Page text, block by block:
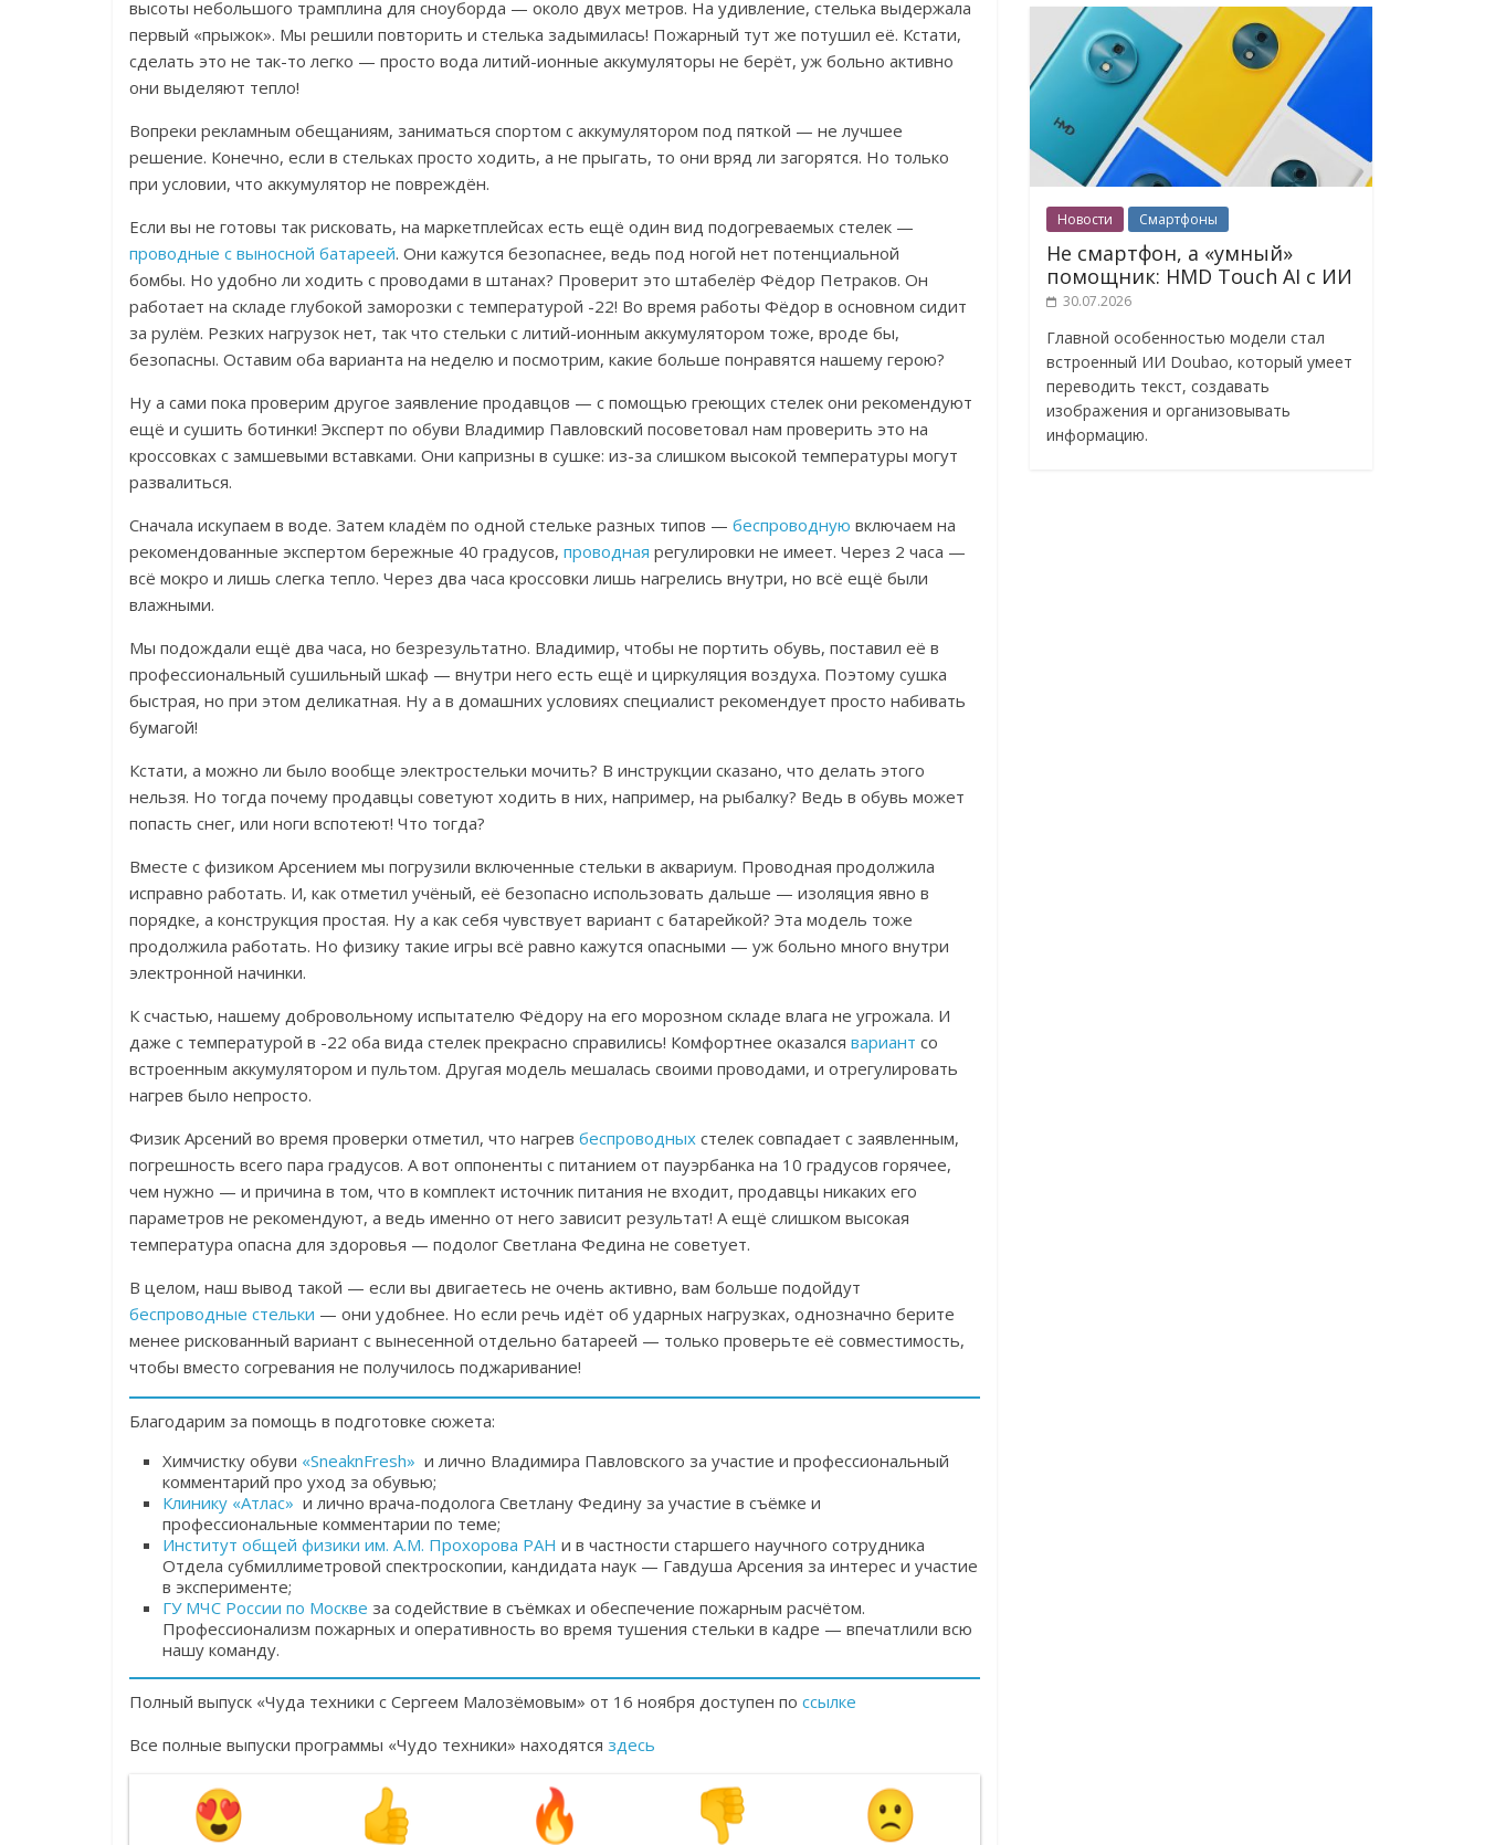
высоты небольшого трамплина для сноуборда — около двух метров. На удивление, стелька выдержала
первый «прыжок». Мы решили повторить и стелька задымилась! Пожарный тут же потушил её. Кстати,
сделать это не так-то легко — просто вода литий-ионные аккумуляторы не берёт, уж больно активно
они выделяют тепло!
Вопреки рекламным обещаниям, заниматься спортом с аккумулятором под пяткой — не лучшее
решение. Конечно, если в стельках просто ходить, а не прыгать, то они вряд ли загорятся. Но только
при условии, что аккумулятор не повреждён.
Если вы не готовы так рисковать, на маркетплейсах есть ещё один вид подогреваемых стелек —
проводные с выносной батареей. Они кажутся безопаснее, ведь под ногой нет потенциальной
бомбы. Но удобно ли ходить с проводами в штанах? Проверит это штабелёр Фёдор Петраков. Он
работает на складе глубокой заморозки с температурой -22! Во время работы Фёдор в основном сидит
за рулём. Резких нагрузок нет, так что стельки с литий-ионным аккумулятором тоже, вроде бы,
безопасны. Оставим оба варианта на неделю и посмотрим, какие больше понравятся нашему герою?
Ну а сами пока проверим другое заявление продавцов — с помощью греющих стелек они рекомендуют
ещё и сушить ботинки! Эксперт по обуви Владимир Павловский посоветовал нам проверить это на
кроссовках с замшевыми вставками. Они капризны в сушке: из-за слишком высокой температуры могут
развалиться.
Сначала искупаем в воде. Затем кладём по одной стельке разных типов — беспроводную включаем на
рекомендованные экспертом бережные 40 градусов, проводная регулировки не имеет. Через 2 часа —
всё мокро и лишь слегка тепло. Через два часа кроссовки лишь нагрелись внутри, но всё ещё были
влажными.
Мы подождали ещё два часа, но безрезультатно. Владимир, чтобы не портить обувь, поставил её в
профессиональный сушильный шкаф — внутри него есть ещё и циркуляция воздуха. Поэтому сушка
быстрая, но при этом деликатная. Ну а в домашних условиях специалист рекомендует просто набивать
бумагой!
Кстати, а можно ли было вообще электростельки мочить? В инструкции сказано, что делать этого
нельзя. Но тогда почему продавцы советуют ходить в них, например, на рыбалку? Ведь в обувь может
попасть снег, или ноги вспотеют! Что тогда?
Вместе с физиком Арсением мы погрузили включенные стельки в аквариум. Проводная продолжила
исправно работать. И, как отметил учёный, её безопасно использовать дальше — изоляция явно в
порядке, а конструкция простая. Ну а как себя чувствует вариант с батарейкой? Эта модель тоже
продолжила работать. Но физику такие игры всё равно кажутся опасными — уж больно много внутри
электронной начинки.
К счастью, нашему добровольному испытателю Фёдору на его морозном складе влага не угрожала. И
даже с температурой в -22 оба вида стелек прекрасно справились! Комфортнее оказался вариант со
встроенным аккумулятором и пультом. Другая модель мешалась своими проводами, и отрегулировать
нагрев было непросто.
Физик Арсений во время проверки отметил, что нагрев беспроводных стелек совпадает с заявленным,
погрешность всего пара градусов. А вот оппоненты с питанием от пауэрбанка на 10 градусов горячее,
чем нужно — и причина в том, что в комплект источник питания не входит, продавцы никаких его
параметров не рекомендуют, а ведь именно от него зависит результат! А ещё слишком высокая
температура опасна для здоровья — подолог Светлана Федина не советует.
В целом, наш вывод такой — если вы двигаетесь не очень активно, вам больше подойдут
беспроводные стельки — они удобнее. Но если речь идёт об ударных нагрузках, однозначно берите
менее рискованный вариант с вынесенной отдельно батареей — только проверьте её совместимость,
чтобы вместо согревания не получилось поджаривание!
Благодарим за помощь в подготовке сюжета:
Химчистку обуви «SneaknFresh» и лично Владимира Павловского за участие и профессиональный
комментарий про уход за обувью;
Клинику «Атлас» и лично врача-подолога Светлану Федину за участие в съёмке и
профессиональные комментарии по теме;
Институт общей физики им. А.М. Прохорова РАН и в частности старшего научного сотрудника
Отдела субмиллиметровой спектроскопии, кандидата наук — Гавдуша Арсения за интерес и участие
в эксперименте;
ГУ МЧС России по Москве за содействие в съёмках и обеспечение пожарным расчётом.
Профессионализм пожарных и оперативность во время тушения стельки в кадре — впечатлили всю
нашу команду.
Полный выпуск «Чуда техники с Сергеем Малозёмовым» от 16 ноября доступен по ссылке
Все полные выпуски программы «Чудо техники» находятся здесь
Новости Смартфоны
Не смартфон, а «умный»
помощник: HMD Touch AI с ИИ
30.07.2026
Главной особенностью модели стал
встроенный ИИ Doubao, который умеет
переводить текст, создавать
изображения и организовывать
информацию.